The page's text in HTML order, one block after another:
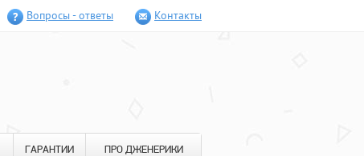
Вопросы - ответы Контакты
ГАРАНТИИ ПРО ДЖЕНЕРИКИ